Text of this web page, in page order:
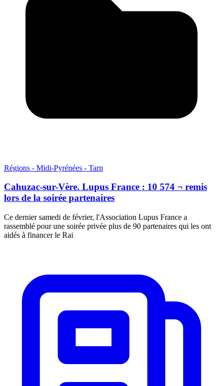
Régions - Midi-Pyrénées - Tarn
Cahuzac-sur-Vère. Lupus France : 10 574 ¬ remis
lors de la soirée partenaires
Ce dernier samedi de février, l'Association Lupus France a
rassemblé pour une soirée privée plus de 90 partenaires qui les ont
aidés à financer le Rai